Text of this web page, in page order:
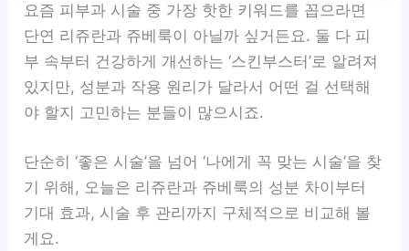
요즘 피부과 시술 중 가장 핫한 키워드를 꼽으라면
단연 리쥬란과 쥬베룩이 아닐까 싶거든요. 둘 다 피
부 속부터 건강하게 개선하는 ‘스킨부스터’로 알려져
있지만, 성분과 작용 원리가 달라서 어떤 걸 선택해
야 할지 고민하는 분들이 많으시죠.
단순히 ‘좋은 시술’을 넘어 ‘나에게 꼭 맞는 시술’을 찾
기 위해, 오늘은 리쥬란과 쥬베룩의 성분 차이부터
기대 효과, 시술 후 관리까지 구체적으로 비교해 볼
게요.